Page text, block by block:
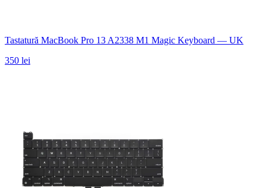
Tastatură MacBook Pro 13 A2338 M1 Magic Keyboard — UK
350 lei